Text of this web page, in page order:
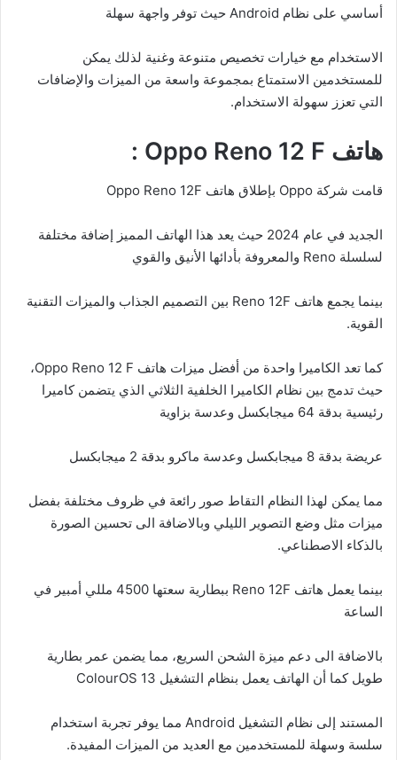
أساسي على نظام Android حيث توفر واجهة سهلة
الاستخدام مع خيارات تخصيص متنوعة وغنية لذلك يمكن
للمستخدمين الاستمتاع بمجموعة واسعة من الميزات والإضافات
التي تعزز سهولة الاستخدام.
هاتف Oppo Reno 12 F :
قامت شركة Oppo بإطلاق هاتف Oppo Reno 12F
الجديد في عام 2024 حيث يعد هذا الهاتف المميز إضافة مختلفة
لسلسلة Reno والمعروفة بأدائها الأنيق والقوي
بينما يجمع هاتف Reno 12F بين التصميم الجذاب والميزات التقنية
القوية.
كما تعد الكاميرا واحدة من أفضل ميزات هاتف Oppo Reno 12 F،
حيث تدمج بين نظام الكاميرا الخلفية الثلاثي الذي يتضمن كاميرا
رئيسية بدقة 64 ميجابكسل وعدسة بزاوية
عريضة بدقة 8 ميجابكسل وعدسة ماكرو بدقة 2 ميجابكسل
مما يمكن لهذا النظام التقاط صور رائعة في ظروف مختلفة بفضل
ميزات مثل وضع التصوير الليلي وبالاضافة الى تحسين الصورة
بالذكاء الاصطناعي.
بينما يعمل هاتف Reno 12F ببطارية سعتها 4500 مللي أمبير في
الساعة
بالاضافة الى دعم ميزة الشحن السريع، مما يضمن عمر بطارية
طويل كما أن الهاتف يعمل بنظام التشغيل ColourOS 13
المستند إلى نظام التشغيل Android مما يوفر تجربة استخدام
سلسة وسهلة للمستخدمين مع العديد من الميزات المفيدة.